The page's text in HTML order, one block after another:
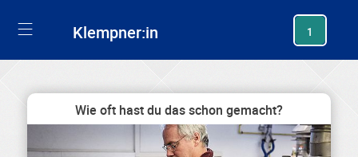
Klempner:in 1
Wie oft hast du das schon gemacht?